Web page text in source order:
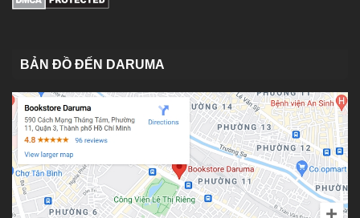
BẢN ĐỒ ĐẾN DARUMA